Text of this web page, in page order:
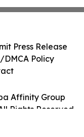
Affinity Group
Rights Reserved.
Press Release
Policy